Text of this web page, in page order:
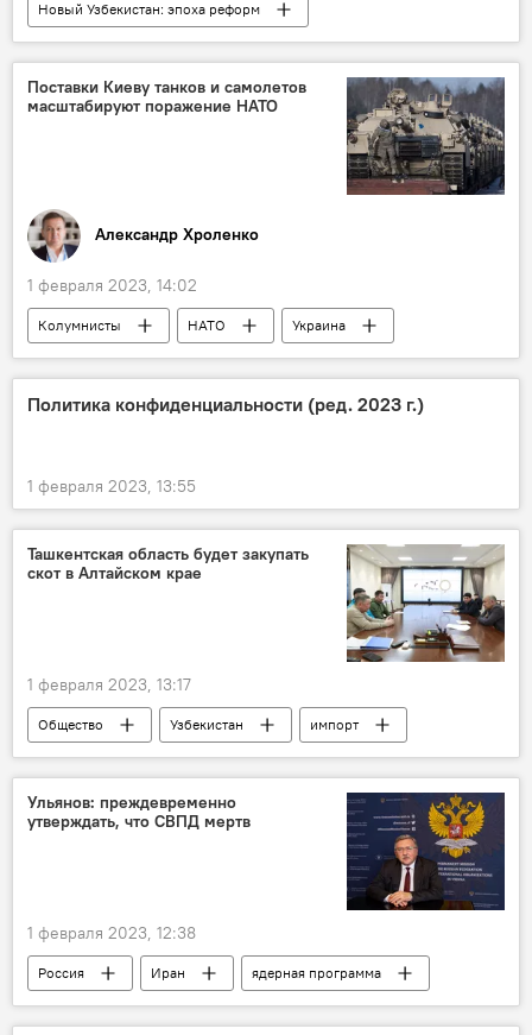
Новый Узбекистан: эпоха реформ
Президент
Шавкат Мирзиёев
Андижанская область
Поставки Киеву танков и самолетов
масштабируют поражение НАТО
Александр Хроленко
1 февраля 2023, 14:02
Колумнисты НАТО
Украина
оружие
Россия
Политика конфиденциальности (ред. 2023 г.)
1 февраля 2023, 13:55
Ташкентская область будет закупать
скот в Алтайском крае
1 февраля 2023, 13:17
Общество Узбекистан
импорт
Ташкентская область
Россия
Ульянов: преждевременно
утверждать, что СВПД мертв
1 февраля 2023, 12:38
Россия Иран
ядерная программа
интервью